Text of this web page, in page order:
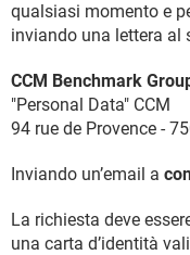
qualsiasi momento e
inviando una lettera al
CCM Benchmark
"Personal Data" CCM
94 rue de Provence -
Inviando un’email a
La richiesta deve
una carta d’identità